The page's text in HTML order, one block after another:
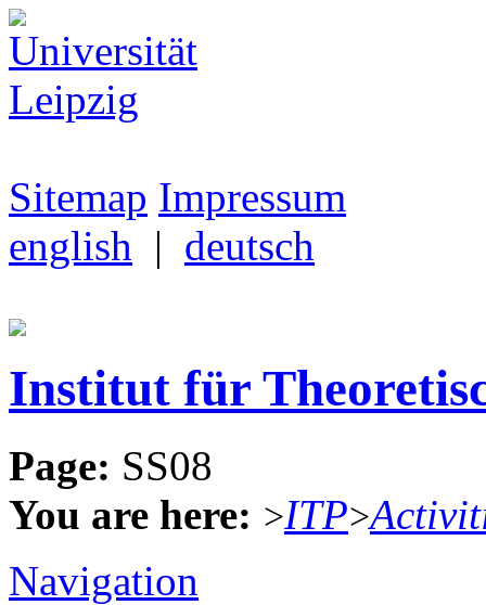
Sitemap Impressum
english | deutsch
Institut für
Page: SS08
You are here: >ITP>
Navigation